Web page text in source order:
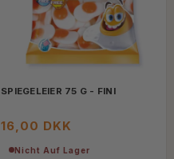
SPIEGELEIER 75 G - FINI
16,00 DKK
Nicht Auf Lager